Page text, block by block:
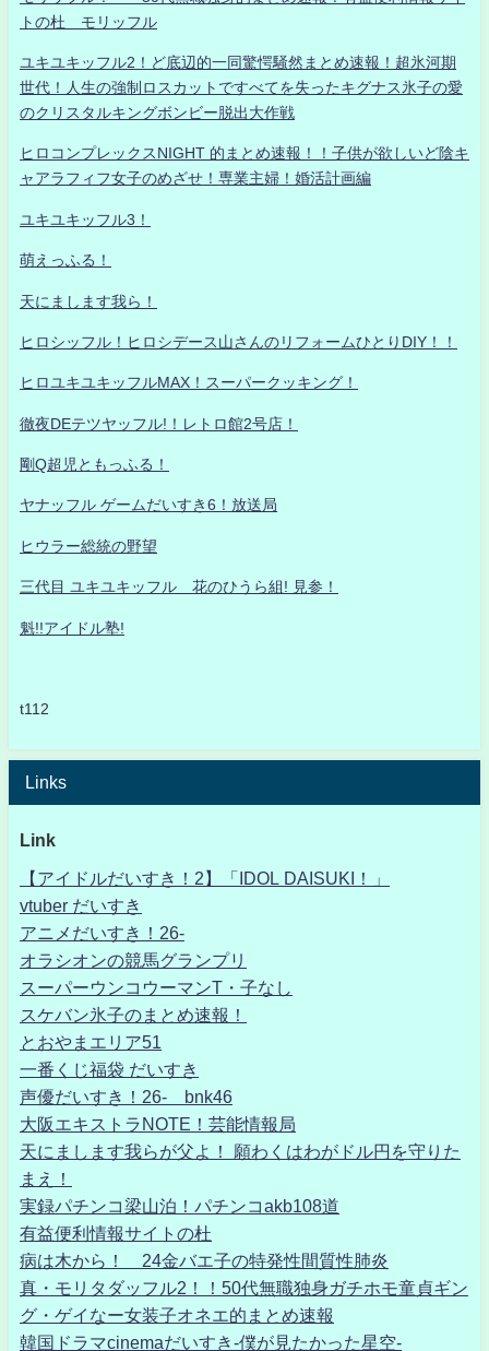
トの杜 モリッフル
ユキユキッフル2！ど底辺的一同驚愕騒然まとめ速報！超氷河期
世代！人生の強制ロスカットですべてを失ったキグナス氷子の愛
のクリスタルキングボンビー脱出大作戦
ヒロコンプレックスNIGHT 的まとめ速報！！子供が欲しいど陰キ
ャアラフィフ女子のめざせ！専業主婦！婚活計画編
ユキユキッフル3！
萌えっふる！
天にまします我ら！
ヒロシッフル！ヒロシデース山さんのリフォームひとりDIY！！
ヒロユキユキッフルMAX！スーパークッキング！
徹夜DEテツヤッフル!！レトロ館2号店！
剛Q超児ともっふる！
ヤナッフル ゲームだいすき6！放送局
ヒウラー総統の野望
三代目 ユキユキッフル 花のひうら組! 見参！
魁!!アイドル塾!
t112
Links
Link
【アイドルだいすき！2】「IDOL DAISUKI！」
vtuber だいすき
アニメだいすき！26-
オラシオンの競馬グランプリ
スーパーウンコウーマンT・子なし
スケバン氷子のまとめ速報！
とおやまエリア51
一番くじ福袋 だいすき
声優だいすき！26- bnk46
大阪エキストラNOTE！芸能情報局
天にまします我らが父よ！ 願わくはわがドル円を守りた
まえ！
実録パチンコ梁山泊！パチンコakb108道
有益便利情報サイトの杜
病は木から！ 24金バエ子の特発性間質性肺炎
真・モリタダッフル2！！50代無職独身ガチホモ童貞ギン
グ・ゲイなー女装子オネエ的まとめ速報
韓国ドラマcinemaだいすき-僕が見たかった星空-